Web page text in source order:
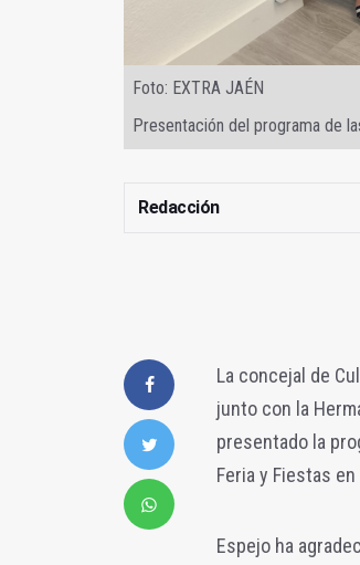
Foto: EXTRA JAÉN
Presentación del programa de
Redacción
La concejal de
junto con la
presentado la
Feria y Fiestas
​Espejo ha